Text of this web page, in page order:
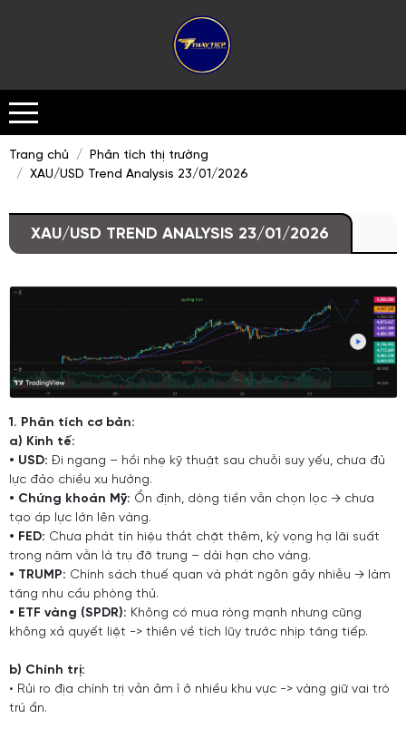
Trang chủ
Phân tích thị trường
XAU/USD Trend Analysis 23/01/2026
XAU/USD TREND ANALYSIS 23/01/2026
1. Phân tích cơ bản:
a) Kinh tế:
• USD: Đi ngang – hồi nhẹ kỹ thuật sau chuỗi suy yếu, chưa đủ
lực đảo chiều xu hướng.
• Chứng khoán Mỹ: Ổn định, dòng tiền vẫn chọn lọc → chưa
tạo áp lực lớn lên vàng.
• FED: Chưa phát tín hiệu thắt chặt thêm, kỳ vọng hạ lãi suất
trong năm vẫn là trụ đỡ trung – dài hạn cho vàng.
• TRUMP: Chính sách thuế quan và phát ngôn gây nhiễu → làm
tăng nhu cầu phòng thủ.
• ETF vàng (SPDR): Không có mua ròng mạnh nhưng cũng
không xả quyết liệt -> thiên về tích lũy trước nhịp tăng tiếp.
b) Chính trị:
• Rủi ro địa chính trị vẫn âm ỉ ở nhiều khu vực -> vàng giữ vai trò
trú ẩn.